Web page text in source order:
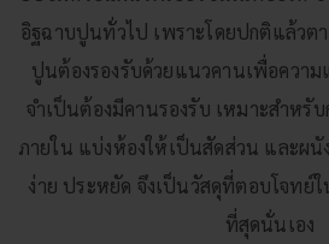
อิฐฉาบปูนทั่วไป เพราะโดยปกติแล้วต
ปูนต้องรองรับด้วยแนวคานเพื่อความ
จำเป็นต้องมีคานรองรับ เหมาะสำหรั
ภายใน แบ่งห้องให้เป็นสัดส่วน และผนั
ง่าย ประหยัด จึงเป็นวัสดุที่ตอบโจทย์ใ
ที่สุดนั่นเอง